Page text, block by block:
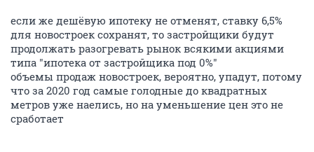
если же дешёвую ипотеку не отменят, ставку 6,5%
для новостроек сохранят, то застройщики будут
продолжать разогревать рынок всякими акциями
типа "ипотека от застройщика под 0%"
объемы продаж новостроек, вероятно, упадут, потому
что за 2020 год самые голодные до квадратных
метров уже наелись, но на уменьшение цен это не
сработает